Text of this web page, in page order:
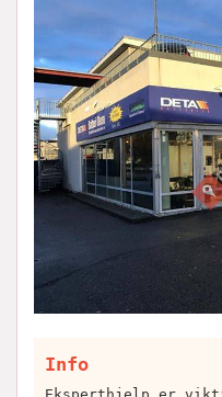
Info
Eksperthjelp er